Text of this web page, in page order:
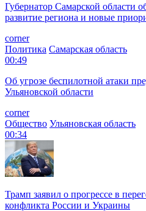
Губернатор Самарской области
развитие региона и новые
corner
Политика Самарская область
00:49
Об угрозе беспилотной атаки
Ульяновской области
corner
Общество Ульяновская область
00:34
Трамп заявил о прогрессе в
конфликта России и Украины